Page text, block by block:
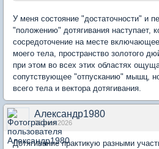
У меня состояние "достаточности" и
"положению" дотягивания наступает,
сосредоточение на месте
моего тела, пространство золотого
при этом во всех этих областях
сопутствующее "отпусканию" мышц,
всего тела и вектора дотягивания.
Александр1980
01 июн 2026
Дотягивание практикую разными